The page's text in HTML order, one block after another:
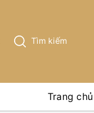
Tìm kiếm
Trang chủ